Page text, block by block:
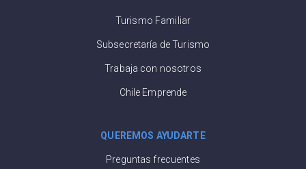
Turismo Familiar
Subsecretaría de Turismo
Trabaja con nosotros
Chile Emprende
QUEREMOS AYUDARTE
Preguntas frecuentes